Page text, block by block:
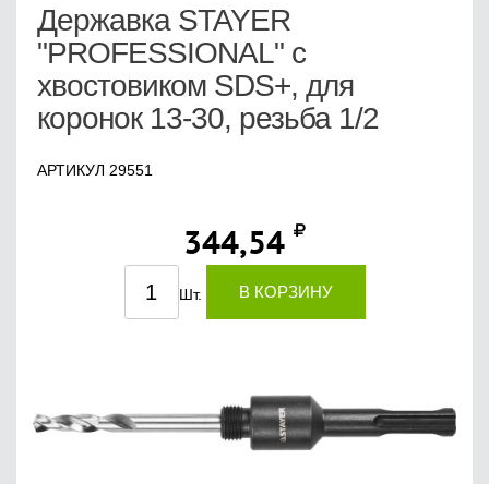
Державка STAYER
"PROFESSIONAL" с
хвостовиком SDS+, для
коронок 13-30, резьба 1/2
АРТИКУЛ 29551
344,54
Шт. В КОРЗИНУ